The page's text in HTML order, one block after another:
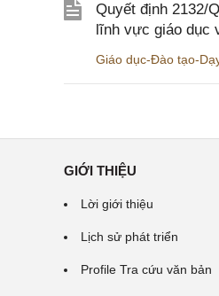
Quyết định 2132/
lĩnh vực giáo dục
Giáo dục-Đào tạo-
GIỚI THIỆU
Lời giới thiệu
Lịch sử phát triển
Profile Tra cứu văn bản